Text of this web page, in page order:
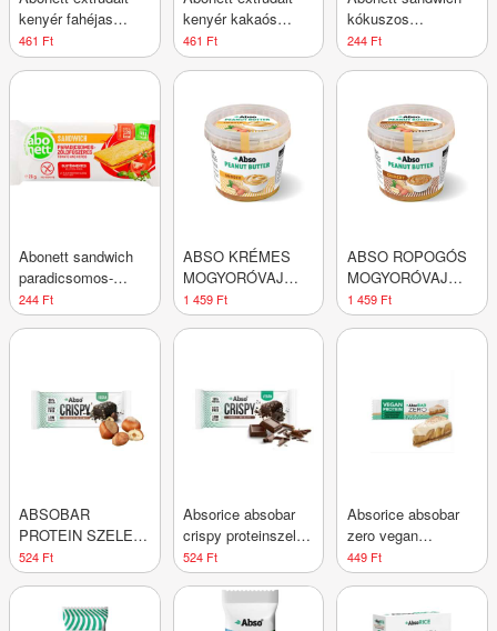
kenyér fahéjas
gluténmentes 100 g
461 Ft
kenyér kakaós
gluténmentes 100 g
461 Ft
kókuszos
gluténmentes 26 g
244 Ft
Abonett sandwich
paradicsomos-
zöldfűszeres
gluténmentes 26 g
244 Ft
ABSO KRÉMES
MOGYORÓVAJ
350G
1 459 Ft
ABSO ROPOGÓS
MOGYORÓVAJ
350G
1 459 Ft
ABSOBAR
PROTEIN SZELET
CRISPY CSOKI-
MOGY
524 Ft
Absorice absobar
crispy proteinszelet
dupla csokoládés
ízesítésű 50 g
524 Ft
Absorice absobar
zero vegan
proteinszelet
banoffee pie 40 g
449 Ft